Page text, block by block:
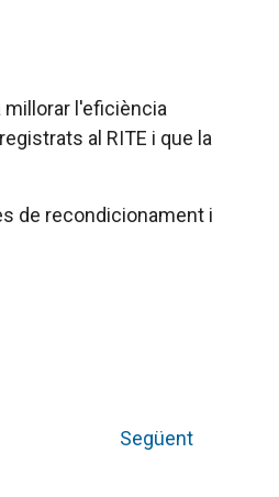
millorar l'eficiència
al RITE i que la
de recondicionament i
Següent